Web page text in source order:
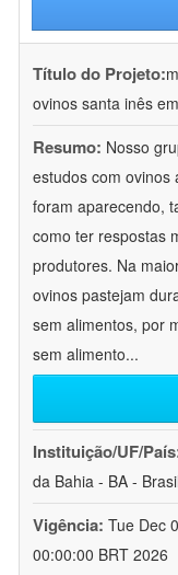
Título do Projeto:
ovinos santa inês
Resumo: Nosso
estudos com ovinos
foram aparecendo,
como ter respostas
produtores. Na
ovinos pastejam
sem alimentos, por
sem alimento...
Instituição/UF/
da Bahia - BA - Brasil
Vigência: Tue Dec
00:00:00 BRT 2026